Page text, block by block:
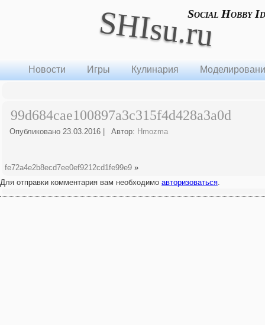
SHIsu.ruSocial Hobby
Новости Игры Кулинария
99d684cae100897a3c315f4d428a3a0d
Опубликовано 23.03.2016 Автор: Hmozma
fe72a4e2b8ecd7ee0ef9212cd1fe99e9 »
Для отправки комментария вам необходимо авторизоваться.